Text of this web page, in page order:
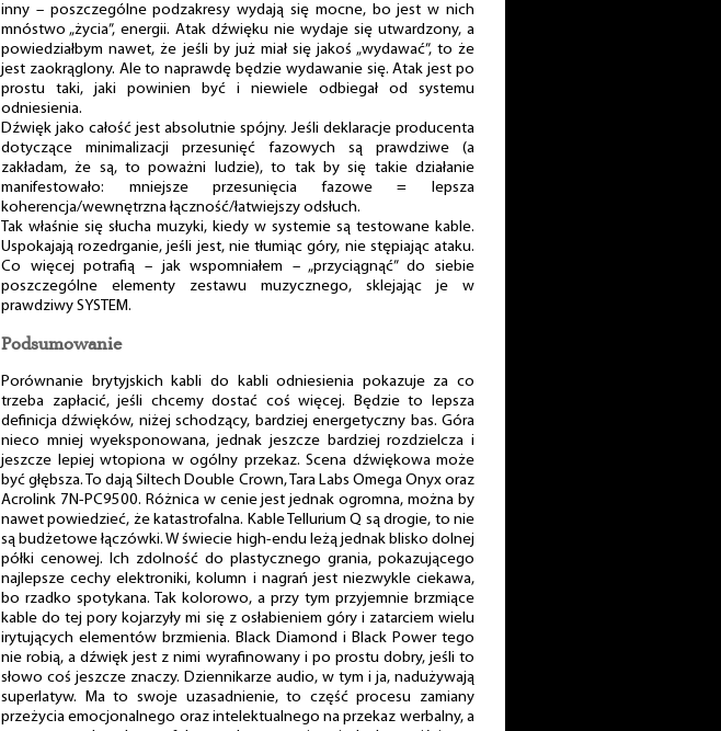
inny – poszczególne podzakresy wydają się mocne, bo jest w nich
mnóstwo „życia”, energii. Atak dźwięku nie wydaje się utwardzony, a
powiedziałbym nawet, że jeśli by już miał się jakoś „wydawać”, to że
jest zaokrąglony. Ale to naprawdę będzie wydawanie się. Atak jest po
prostu taki, jaki powinien być i niewiele odbiegał od systemu
odniesienia.
Dźwięk jako całość jest absolutnie spójny. Jeśli deklaracje producenta
dotyczące minimalizacji przesunięć fazowych są prawdziwe (a
zakładam, że są, to poważni ludzie), to tak by się takie działanie
manifestowało: mniejsze przesunięcia fazowe = lepsza
koherencja/wewnętrzna łączność/łatwiejszy odsłuch.
Tak właśnie się słucha muzyki, kiedy w systemie są testowane kable.
Uspokajają rozedrganie, jeśli jest, nie tłumiąc góry, nie stępiając ataku.
Co więcej potrafią – jak wspomniałem – „przyciągnąć” do siebie
poszczególne elementy zestawu muzycznego, sklejając je w
prawdziwy SYSTEM.
Podsumowanie
Porównanie brytyjskich kabli do kabli odniesienia pokazuje za co
trzeba zapłacić, jeśli chcemy dostać coś więcej. Będzie to lepsza
definicja dźwięków, niżej schodzący, bardziej energetyczny bas. Góra
nieco mniej wyeksponowana, jednak jeszcze bardziej rozdzielcza i
jeszcze lepiej wtopiona w ogólny przekaz. Scena dźwiękowa może
być głębsza. To dają Siltech Double Crown, Tara Labs Omega Onyx oraz
Acrolink 7N-PC9500. Różnica w cenie jest jednak ogromna, można by
nawet powiedzieć, że katastrofalna. Kable Tellurium Q są drogie, to nie
są budżetowe łączówki. W świecie high-endu leżą jednak blisko dolnej
półki cenowej. Ich zdolność do plastycznego grania, pokazującego
najlepsze cechy elektroniki, kolumn i nagrań jest niezwykle ciekawa,
bo rzadko spotykana. Tak kolorowo, a przy tym przyjemnie brzmiące
kable do tej pory kojarzyły mi się z osłabieniem góry i zatarciem wielu
irytujących elementów brzmienia. Black Diamond i Black Power tego
nie robią, a dźwięk jest z nimi wyrafinowany i po prostu dobry, jeśli to
słowo coś jeszcze znaczy. Dziennikarze audio, w tym i ja, nadużywają
superlatyw. Ma to swoje uzasadnienie, to część procesu zamiany
przeżycia emocjonalnego oraz intelektualnego na przekaz werbalny, a